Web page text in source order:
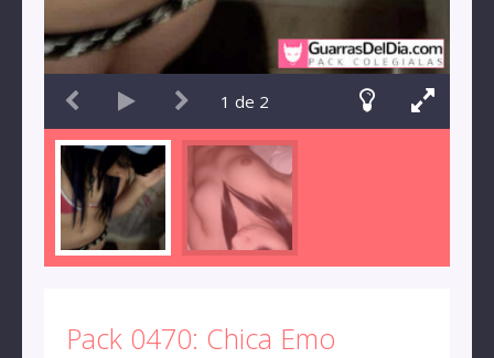
1 de 2
Pack 0470: Chica Emo